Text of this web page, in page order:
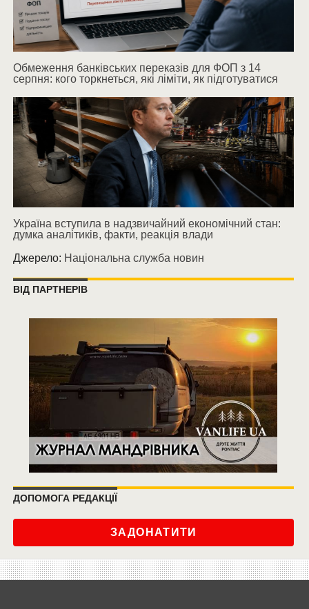
Обмеження банківських переказів для ФОП з 14
серпня: кого торкнеться, які ліміти, як підготуватися
Україна вступила в надзвичайний економічний стан:
думка аналітиків, факти, реакція влади
Джерело: Національна служба новин
ВІД ПАРТНЕРІВ
ДОПОМОГА РЕДАКЦІЇ
ЗАДОНАТИТИ